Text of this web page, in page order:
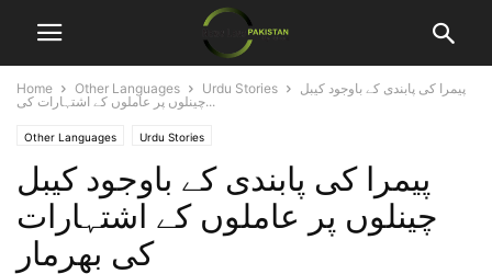
Home Other Languages Urdu Stories
پیمرا کی پابندی کے باوجود کیبل
چینلوں پر عاملوں کے اشتہارات کی...
Other Languages Urdu Stories
پیمرا کی پابندی کے باوجود کیبل
چینلوں پر عاملوں کے اشتہارات
کی بھرمار